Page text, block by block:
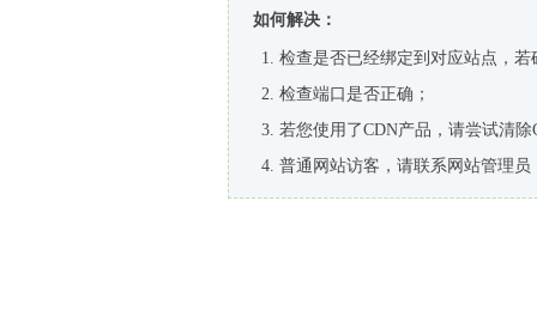
如何解决：
检查是否已经绑定到对应站点，
检查端口是否正确；
若您使用了CDN产品，请尝试清除
普通网站访客，请联系网站管理员